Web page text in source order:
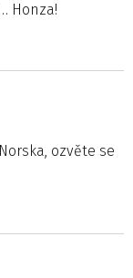
Honza!
ozvěte se